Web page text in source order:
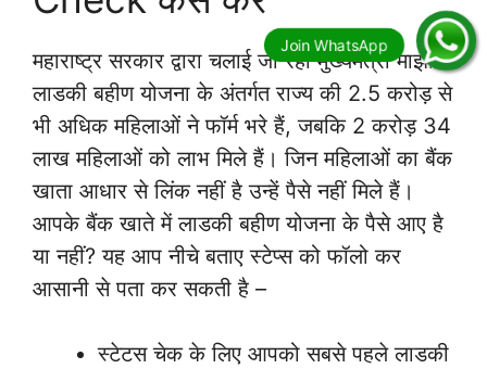
महाराष्ट्र सरकार द्वारा चलाई जा रही मुख्यमंत्री माझी
लाडकी बहीण योजना के अंतर्गत राज्य की 2.5 करोड़ से
भी अधिक महिलाओं ने फॉर्म भरे हैं, जबकि 2 करोड़ 34
लाख महिलाओं को लाभ मिले हैं। जिन महिलाओं का बैंक
खाता आधार से लिंक नहीं है उन्हें पैसे नहीं मिले हैं।
आपके बैंक खाते में लाडकी बहीण योजना के पैसे आए है
या नहीं? यह आप नीचे बताए स्टेप्स को फॉलो कर
आसानी से पता कर सकती है –
स्टेटस चेक के लिए आपको सबसे पहले लाडकी